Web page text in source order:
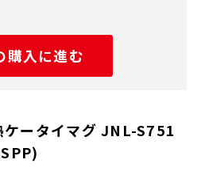
購入に進む
ータイマグ JNL-S751